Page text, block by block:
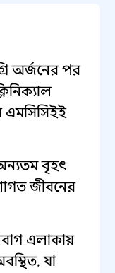
অর্জনের পর
এমসিসিইই
বৃহৎ
জীবনের
এলাকায়
যা